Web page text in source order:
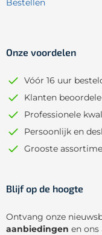
Bestellen
Onze voordelen
Vóór 16 uur
Klanten
Professionele
Persoonlijk en
Grooste
Blijf op de hoogte
Ontvang onze
aanbiedingen en ons